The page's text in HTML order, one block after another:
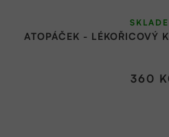
ATOPÁČEK - LÉKOŘICOVÝ
360